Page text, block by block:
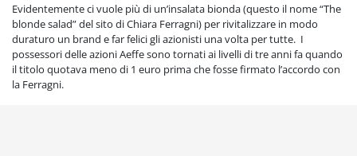
Evidentemente ci vuole più di un’insalata bionda (questo il nome “The
blonde salad” del sito di Chiara Ferragni) per rivitalizzare in modo
duraturo un brand e far felici gli azionisti una volta per tutte. I
possessori delle azioni Aeffe sono tornati ai livelli di tre anni fa quando
il titolo quotava meno di 1 euro prima che fosse firmato l’accordo con
la Ferragni.